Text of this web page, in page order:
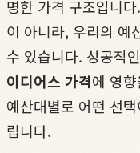
명한 가격 구조입니
이 아니라, 우리의 예
수 있습니다. 성공적인
이디어스 가격에 영
예산대별로 어떤 선
립니다.